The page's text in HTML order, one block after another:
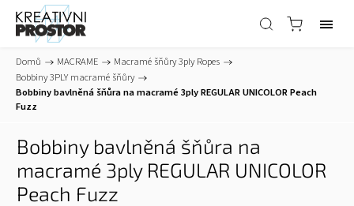
Domů / MACRAME / Macramé šňůry 3ply Ropes /
Bobbiny 3PLY macramé šňůry /
Bobbiny bavlněná šňůra na macramé 3ply REGULAR UNICOLOR Peach
Fuzz
Bobbiny bavlněná šňůra na
macramé 3ply REGULAR UNICOLOR
Peach Fuzz